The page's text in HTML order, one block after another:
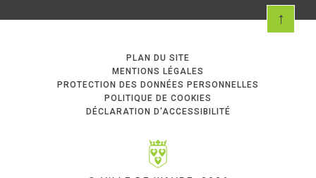
PLAN DU SITE
MENTIONS LÉGALES
PROTECTION DES DONNÉES PERSONNELLES
POLITIQUE DE COOKIES
DÉCLARATION D'ACCESSIBILITÉ